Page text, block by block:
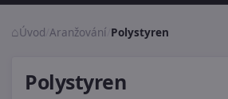
Úvod Aranžování Polystyren
Polystyren